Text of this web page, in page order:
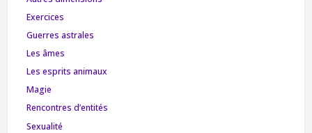
Exercices
Guerres astrales
Les âmes
Les esprits animaux
Magie
Rencontres d’entités
Sexualité